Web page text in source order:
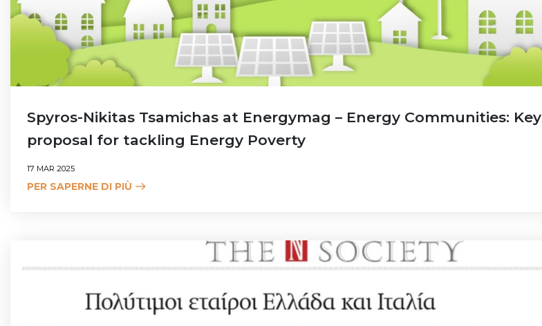
Spyros-Nikitas Tsamichas at Energymag – Energy Communities: Key
proposal for tackling Energy Poverty
17 MAR 2025
PER SAPERNE DI PIÙ